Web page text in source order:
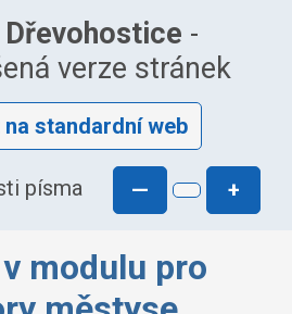
-
verze stránek
na standardní web
písma — +
modulu pro